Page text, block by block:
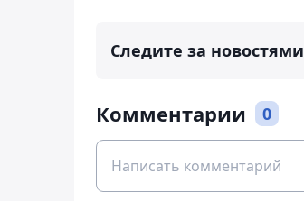
Следите за
Комментарии 0